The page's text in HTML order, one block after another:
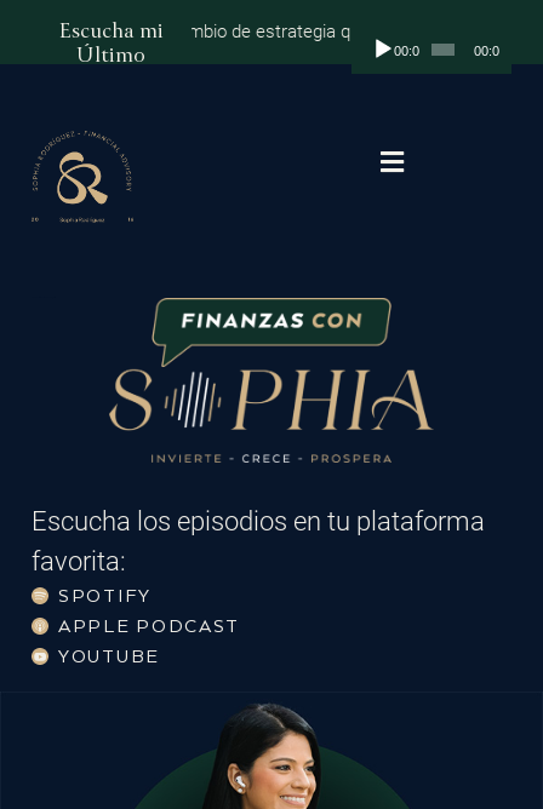
Escucha mi
Último
al millón: el cambio de estrategia que marca la diferencia
Reproductor
de
00:00 00:00
Escucha los episodios en tu plataforma
favorita:
SPOTIFY
APPLE PODCAST
YOUTUBE